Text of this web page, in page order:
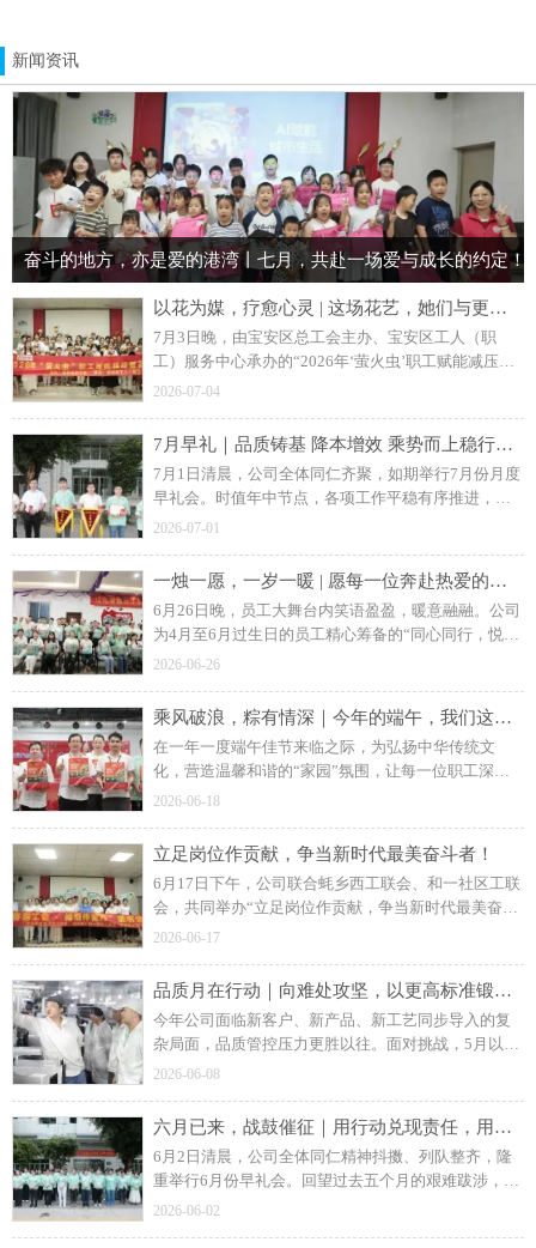
新闻资讯
奋斗的地方，亦是爱的港湾丨七月，共赴一场爱与成长的约定！
以花为媒，疗愈心灵 | 这场花艺，她们与更好的自己温柔相遇！
7月3日晚，由宝安区总工会主办、宝安区工人（职
工）服务中心承办的“2026年‘萤火虫’职工赋能减压服
务活动”走进裕达富工业园，为江元智造、裕达富40余
花识心”心理健康手作课堂。
2026-07-04
7月早礼｜品质铸基 降本增效 乘势而上稳行致远
7月1日清晨，公司全体同仁齐聚，如期举行7月份月度
早礼会。时值年中节点，各项工作平稳有序推进，各
部门围绕生产交付、品质管控、成本管控等重点任务
满的状态投入2026年下半程工作。
2026-07-01
一烛一愿，一岁一暖 | 愿每一位奔赴热爱的你，都自带光芒！
6月26日晚，员工大舞台内笑语盈盈，暖意融融。公司
为4月至6月过生日的员工精心筹备的“同心同行，悦享
生辰”第二季度集体生日会温情启幕。
2026-06-26
乘风破浪，粽有情深｜今年的端午，我们这样“家”倍相伴！
在一年一度端午佳节来临之际，为弘扬中华传统文
化，营造温馨和谐的“家园”氛围，让每一位职工深切
感受到公司的关怀与温暖，6月18日下午，公司隆重举
2026-06-18
立足岗位作贡献，争当新时代最美奋斗者！
6月17日下午，公司联合蚝乡西工联会、和一社区工联
会，共同举办“立足岗位作贡献，争当新时代最美奋斗
者”读书分享活动，把学习课堂搬进企业园区，把暖心
2026-06-17
品质月在行动｜向难处攻坚，以更高标准锻造品质新常态
今年公司面临新客户、新产品、新工艺同步导入的复
杂局面，品质管控压力更胜以往。面对挑战，5月以
来，江元智造全面深入开展“品质活动月”，以现场改
处处守标准”的文化氛围，推动品质管理再上新台阶。
2026-06-08
六月已来，战鼓催征｜用行动兑现责任，用结果回应期待！
6月2日清晨，公司全体同仁精神抖擞、列队整齐，隆
重举行6月份早礼会。回望过去五个月的艰难跋涉，展
望六月订单饱满、形势向好的新局，全体同事以昂扬
2026-06-02